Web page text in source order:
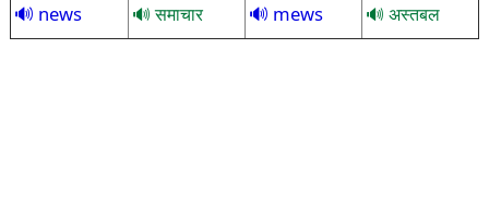
news समाचार mews अस्तबल